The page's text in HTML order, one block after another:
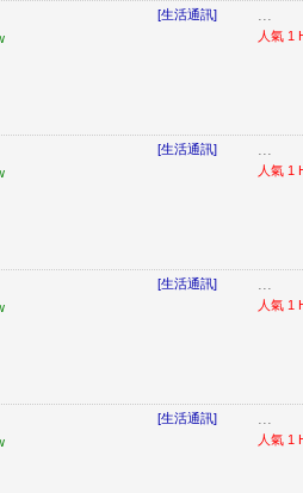
[生活通訊] ...
人氣 1
[生活通訊] ...
人氣 1
[生活通訊] ...
人氣 1
[生活通訊] ...
人氣 1